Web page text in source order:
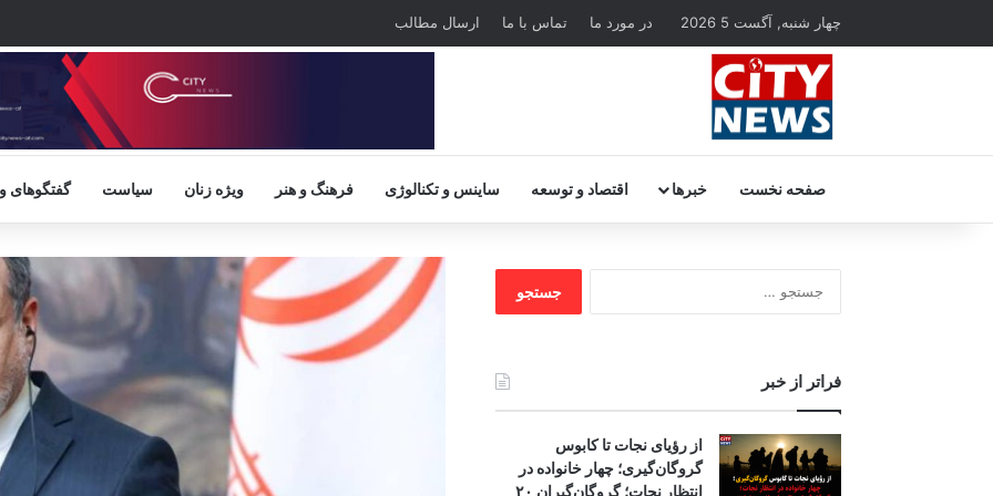
چهار شنبه, آگست 5 2026 در مورد ما تماس با ما ارسال مطالب
صفحه نخست خبرها اقتصاد و توسعه ساینس و تکنالوژی فرهنگ و هنر ویژه زنان سیاست گفتگوهای
برای:
فراتر از خبر
از رؤیای نجات تا کابوس
گروگان‌گیری؛ چهار خانواده در
انتظار نجات؛ گروگان‌گیران ۲۰